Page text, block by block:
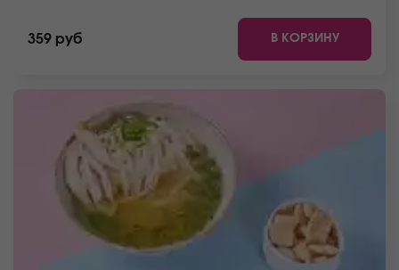
359 руб В КОРЗИНУ